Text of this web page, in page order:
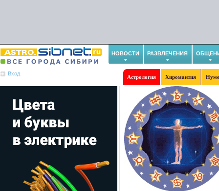
НОВОСТИ РАЗВЛЕЧЕНИЯ
Вход
Астрология Хиромантия